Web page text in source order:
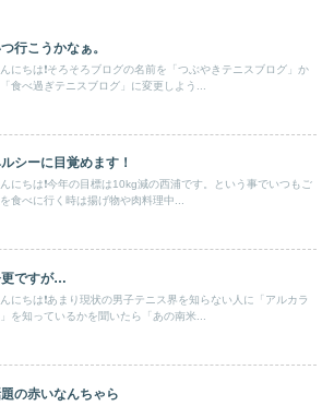
行こうかなぁ。
んにちは❗️そろそろブログの名前を「つぶやきテニスブログ」か
「食べ過ぎテニスブログ」に変更しよう...
シーに目覚めます！
にちは❗️今年の目標は10kg減の西浦です。という事でいつもご
食べに行く時は揚げ物や肉料理中...
更ですが…
んにちは❗️あまり現状の男子テニス界を知らない人に「アルカラ
」を知っているかを聞いたら「あの南米...
の赤いなんちゃら